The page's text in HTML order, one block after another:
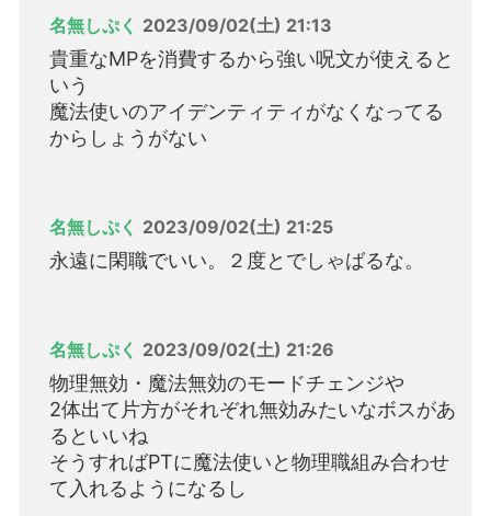
名無しぷく 2023/09/02(土) 21:13
貴重なMPを消費するから強い呪文が使えると
いう
魔法使いのアイデンティティがなくなってる
からしょうがない
名無しぷく 2023/09/02(土) 21:25
永遠に閑職でいい。２度とでしゃばるな。
名無しぷく 2023/09/02(土) 21:26
物理無効・魔法無効のモードチェンジや
2体出て片方がそれぞれ無効みたいなボスがあ
るといいね
そうすればPTに魔法使いと物理職組み合わせ
て入れるようになるし